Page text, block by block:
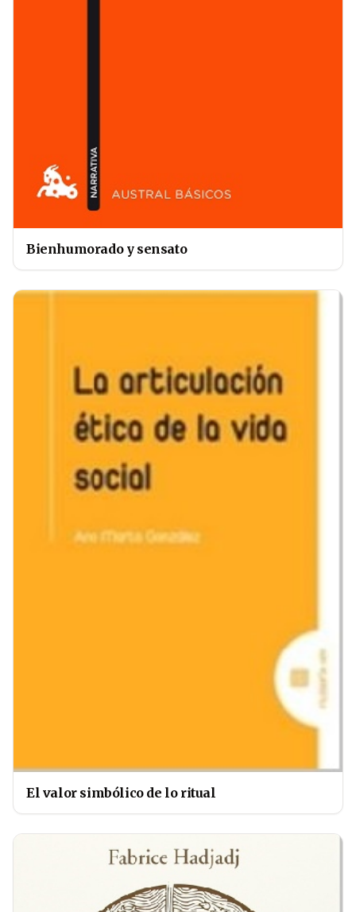
Bienhumorado y sensato
El valor simbólico de lo ritual